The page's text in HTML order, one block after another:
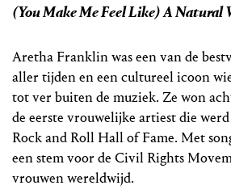
(You Make Me Feel Like) A Natural
Aretha Franklin was een van de
aller tijden en een cultureel icoon
tot ver buiten de muziek. Ze won
de eerste vrouwelijke artiest die
Rock and Roll Hall of Fame. Met
een stem voor de Civil Rights
vrouwen wereldwijd.